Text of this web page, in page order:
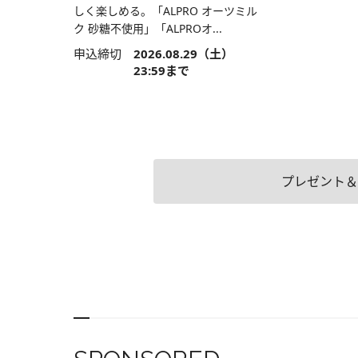
しく楽しめる。「ALPRO オーツミル
ク 砂糖不使用」「ALPROオ...
申込締切 2026.08.29（土）
23:59まで
プレゼント